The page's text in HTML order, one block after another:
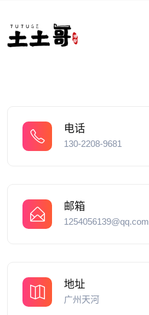
电话
130-2208-9681
邮箱
1254056139@qq.com
地址
广州天河